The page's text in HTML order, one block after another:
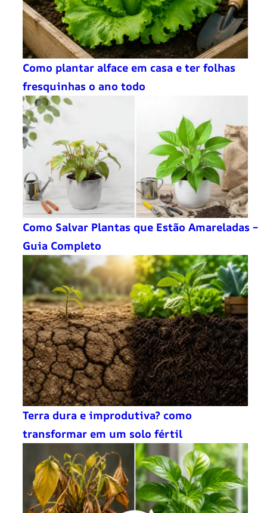
Como plantar alface em casa e ter folhas
fresquinhas o ano todo
Como Salvar Plantas que Estão Amareladas –
Guia Completo
Terra dura e improdutiva? como
transformar em um solo fértil